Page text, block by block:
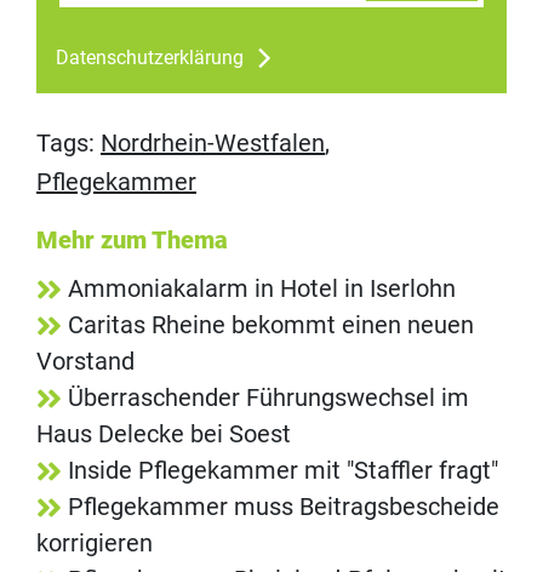
Datenschutzerklärung
Tags: Nordrhein-Westfalen,
Pflegekammer
Mehr zum Thema
Ammoniakalarm in Hotel in Iserlohn
Caritas Rheine bekommt einen neuen
Vorstand
Überraschender Führungswechsel im
Haus Delecke bei Soest
Inside Pflegekammer mit "Staffler fragt"
Pflegekammer muss Beitragsbescheide
korrigieren